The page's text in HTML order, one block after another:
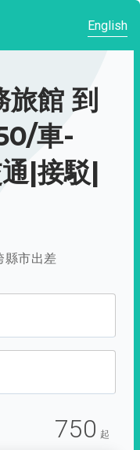
English
館 到
車-
|接駁|
縣市出差
750 起